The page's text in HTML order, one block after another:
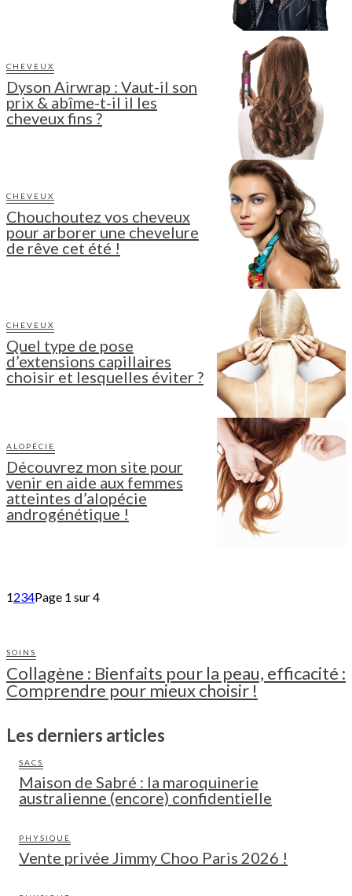
CHEVEUX
Dyson Airwrap : Vaut-il son
prix & abîme-t-il il les
cheveux fins ?
CHEVEUX
Chouchoutez vos cheveux
pour arborer une chevelure
de rêve cet été !
CHEVEUX
Quel type de pose
d’extensions capillaires
choisir et lesquelles éviter ?
ALOPÉCIE
Découvrez mon site pour
venir en aide aux femmes
atteintes d’alopécie
androgénétique !
1234Page 1 sur 4
SOINS
Collagène : Bienfaits pour la peau, efficacité :
Comprendre pour mieux choisir !
Les derniers articles
SACS
Maison de Sabré : la maroquinerie
australienne (encore) confidentielle
PHYSIQUE
Vente privée Jimmy Choo Paris 2026 !